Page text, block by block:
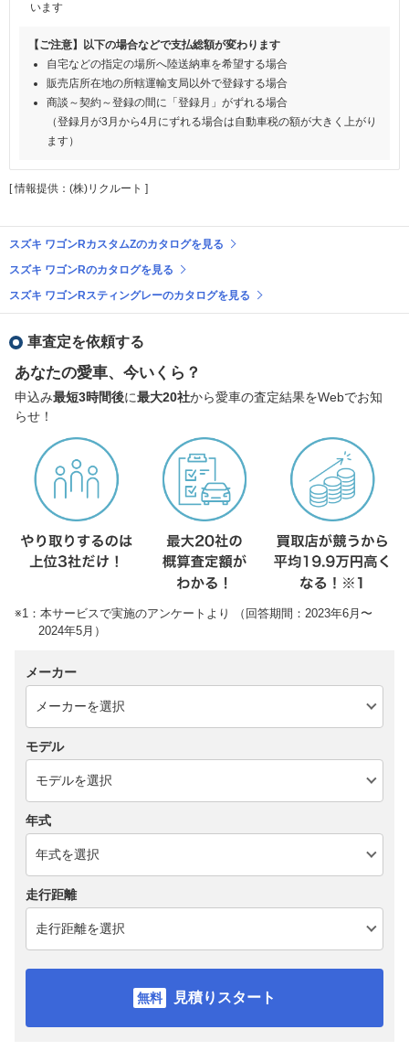
います
【ご注意】以下の場合などで支払総額が変わります
自宅などの指定の場所へ陸送納車を希望する場合
販売店所在地の所轄運輸支局以外で登録する場合
商談～契約～登録の間に「登録月」がずれる場合
（登録月が3月から4月にずれる場合は自動車税の額が大きく上がり
ます）
[ 情報提供：(株)リクルート ]
スズキ ワゴンRカスタムZのカタログを見る
スズキ ワゴンRのカタログを見る
スズキ ワゴンRスティングレーのカタログを見る
車査定を依頼する
あなたの愛車、今いくら？
申込み最短3時間後に最大20社から愛車の査定結果をWebでお知
らせ！
※1：本サービスで実施のアンケートより （回答期間：2023年6月〜
2024年5月）
メーカー
モデル
年式
走行距離
見積りスタート